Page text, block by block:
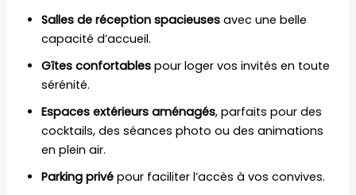
Salles de réception spacieusesavec une belle
capacité d’accueil.
Gîtes confortablespour loger vos invités en toute
sérénité.
Espaces extérieurs aménagés, parfaits pour des
cocktails, des séances photo ou des animations
en plein air.
Parking privépour faciliter l’accès à vos convives.